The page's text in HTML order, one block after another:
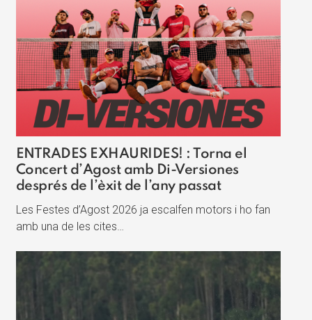
ENTRADES EXHAURIDES! : Torna el
Concert d’Agost amb Di-Versiones
després de l’èxit de l’any passat
Les Festes d’Agost 2026 ja escalfen motors i ho fan
amb una de les cites…